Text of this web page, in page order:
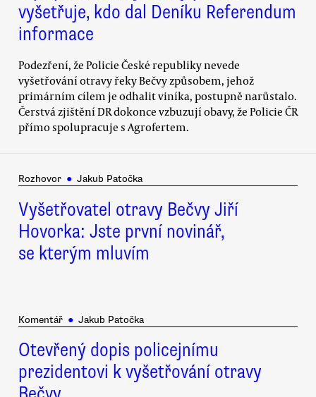
vyšetřuje, kdo dal Deníku Referendum
informace
Podezření, že Policie České republiky nevede
vyšetřování otravy řeky Bečvy způsobem, jehož
primárním cílem je odhalit viníka, postupně narůstalo.
Čerstvá zjištění DR dokonce vzbuzují obavy, že Policie ČR
přímo spolupracuje s Agrofertem.
Rozhovor ● Jakub Patočka
Vyšetřovatel otravy Bečvy Jiří
Hovorka: Jste první novinář,
se kterým mluvím
Komentář ● Jakub Patočka
Otevřený dopis policejnímu
prezidentovi k vyšetřování otravy